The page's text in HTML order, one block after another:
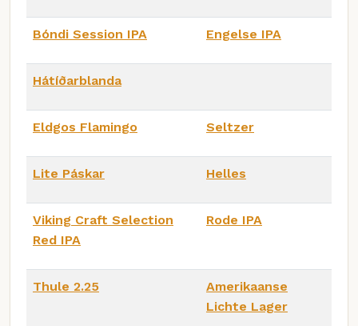
Bóndi Session IPA Engelse IPA
Hátíðarblanda
Eldgos Flamingo Seltzer
Lite Páskar Helles
Viking Craft Selection
Red IPA
Rode IPA
Thule 2.25
Amerikaanse
Lichte Lager